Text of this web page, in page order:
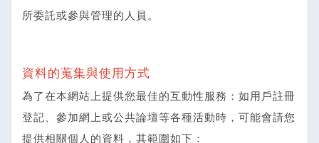
所委託或參與管理的人員。
資料的蒐集與使用方式
為了在本網站上提供您最佳的互動性服務：如用戶註冊
登記、參加網上或公共論壇等各種活動時，可能會請您
提供相關個人的資料，其範圍如下：